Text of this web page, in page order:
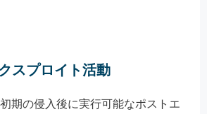
スプロイト活動
期の侵入後に実行可能なポストエ